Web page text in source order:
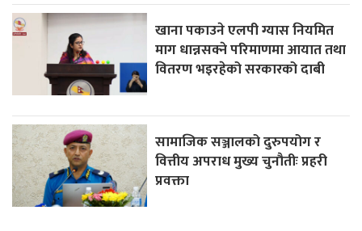
खाना पकाउने एलपी ग्यास नियमित
माग धान्नसक्ने परिमाणमा आयात तथा
वितरण भइरहेको सरकारको दाबी
सामाजिक सञ्जालको दुरुपयोग र
वित्तीय अपराध मुख्य चुनौतीः प्रहरी
प्रवक्ता